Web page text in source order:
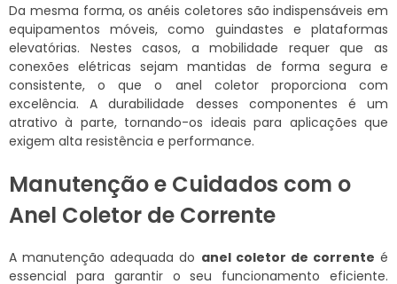
Da mesma forma, os anéis coletores são indispensáveis em
equipamentos móveis, como guindastes e plataformas
elevatórias. Nestes casos, a mobilidade requer que as
conexões elétricas sejam mantidas de forma segura e
consistente, o que o anel coletor proporciona com
excelência. A durabilidade desses componentes é um
atrativo à parte, tornando-os ideais para aplicações que
exigem alta resistência e performance.
Manutenção e Cuidados com o
Anel Coletor de Corrente
A manutenção adequada do anel coletor de corrente é
essencial para garantir o seu funcionamento eficiente.